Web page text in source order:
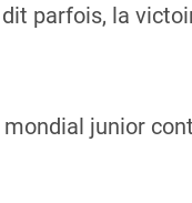
parfois, la
junior